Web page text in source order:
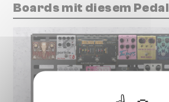
Boards mit diesem Pedal